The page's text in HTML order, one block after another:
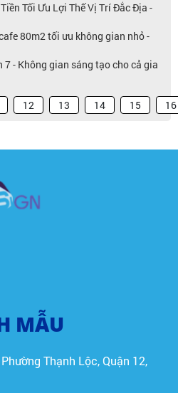
Tối Ưu Lợi Thế Vị Trí Đắc Địa -
80m2 tối ưu không gian nhỏ -
- Không gian sáng tạo cho cả gia
12 13 14 15 16
MẪU
Thạnh Lộc, Quận 12,